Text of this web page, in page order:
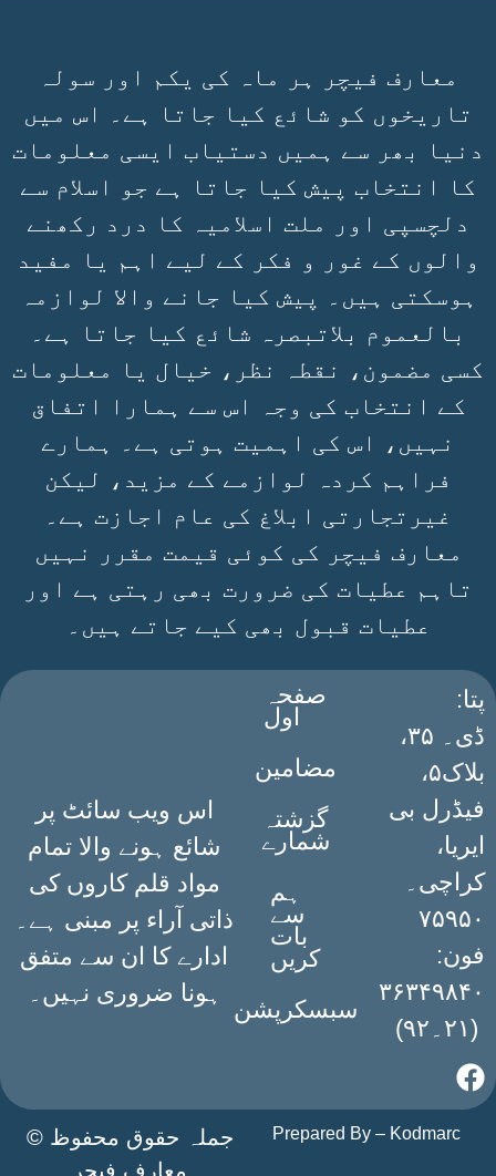
معارف فیچر ہر ماہ کی یکم اور سولہ
تاریخوں کو شائع کیا جاتا ہے۔ اس میں
دنیا بھر سے ہمیں دستیاب ایسی معلومات
کا انتخاب پیش کیا جاتا ہے جو اسلام سے
دلچسپی اور ملت اسلامیہ کا درد رکھنے
والوں کے غور و فکر کے لیے اہم یا مفید
ہوسکتی ہیں۔ پیش کیا جانے والا لوازمہ
بالعموم بلاتبصرہ شائع کیا جاتا ہے۔
کسی مضمون، نقطہ نظر، خیال یا معلومات
کے انتخاب کی وجہ اس سے ہمارا اتفاق
نہیں، اس کی اہمیت ہوتی ہے۔ ہمارے
فراہم کردہ لوازمے کے مزید، لیکن
غیرتجارتی ابلاغ کی عام اجازت ہے۔
معارف فیچر کی کوئی قیمت مقرر نہیں
تاہم عطیات کی ضرورت بھی رہتی ہے اور
عطیات قبول بھی کیے جاتے ہیں۔
:پتا
ڈی۔ ۳۵،
بلاک۵،
فیڈرل بی
ایریا،
کراچی۔
۷۵۹۵۰
فون:
(۲۱۔۹۲)
صفحہ
اول
مضامین
گزشتہ
شمارے
ہم
سے
بات
کریں
سبسکرپشن
اس ویب سائٹ پر
شائع ہونے والا تمام
مواد قلم کاروں کی
ذاتی آراء پر مبنی ہے۔
ادارے کا ان سے متفق
ہونا ضروری نہیں۔
Prepared By – Kodmarc
جملہ حقوق محفوظ ©
معارف فیچر